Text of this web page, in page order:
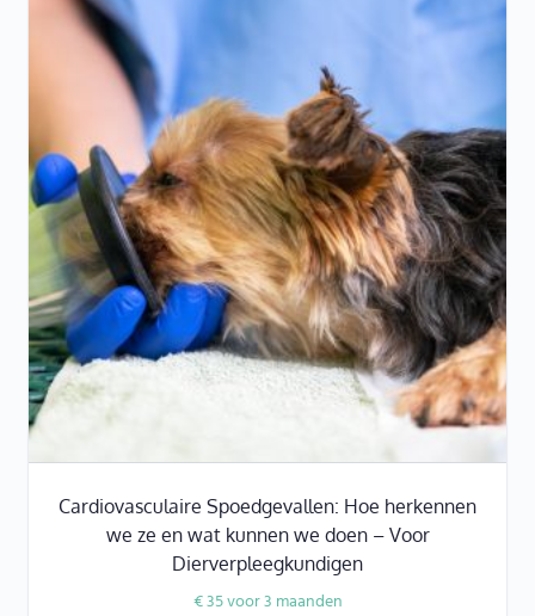
Cardiovasculaire Spoedgevallen: Hoe herkennen
we ze en wat kunnen we doen – Voor
Dierverpleegkundigen
€35voor 3 maanden